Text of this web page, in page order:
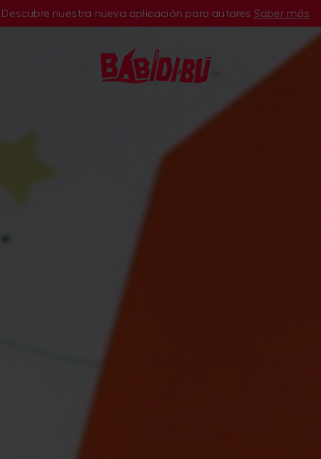
Descubre nuestra nueva aplicación para autores Saber más